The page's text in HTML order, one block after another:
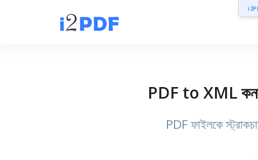
PDF to XML
PDF ফাইলকে